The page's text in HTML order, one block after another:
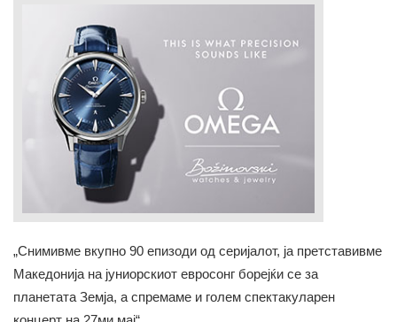
„Снимивме вкупно 90 епизоди од серијалот, ја претставивме
Македонија на јуниорскиот евросонг борејќи се за
планетата Земја, а спремаме и голем спектакуларен